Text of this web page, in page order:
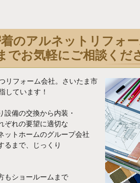
のアルネットリフォー
お気軽にご相談くだ
リフォーム会社。さいたま市
しています！
設備の交換から内装・
ぞれの要望に適切な
ットホームのグループ会社
るまで、じっくり
もショールームまで